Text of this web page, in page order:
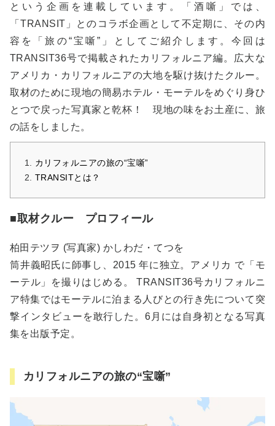
という企画を連載しています。「酒噺」では、
「TRANSIT」とのコラボ企画として不定期に、その内
容を「旅の“宝噺”」としてご紹介します。今回は
TRANSIT36号で掲載されたカリフォルニア編。広大な
アメリカ・カリフォルニアの大地を駆け抜けたクルー。
取材のために現地の簡易ホテル・モーテルをめぐり身ひ
とつで戻った写真家と乾杯！ 現地の味をお土産に、旅
の話をしました。
カリフォルニアの旅の“宝噺”
TRANSITとは？
■取材クルー プロフィール
柏田テツヲ (写真家) かしわだ・てつを
筒井義昭氏に師事し、2015 年に独立。アメリカ で「モ
ーテル」を撮りはじめる。 TRANSIT36号カリフォルニ
ア特集ではモーテルに泊まる人びとの行き先について突
撃インタビューを敢行した。6月には自身初となる写真
集を出版予定。
カリフォルニアの旅の“宝噺”